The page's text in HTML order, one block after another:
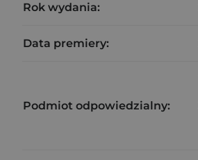
Rok wydania:
Data premiery:
Podmiot odpowiedzialny: